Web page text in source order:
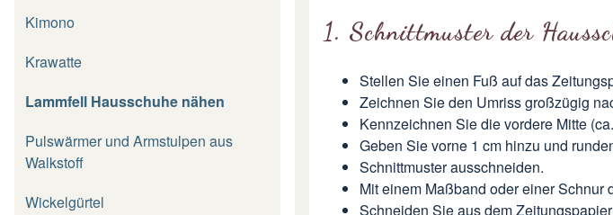
Kimono
Krawatte
Lammfell Hausschuhe nähen
Pulswärmer und Armstulpen aus
Walkstoff
Wickelgürtel
1. Schnittmuster der
Stellen Sie einen Fuß auf das
Zeichnen Sie den Umriss großzügig
Kennzeichnen Sie die vordere Mitte
Geben Sie vorne 1 cm hinzu und
Schnittmuster ausschneiden.
Mit einem Maßband oder einer Schnur
Schneiden Sie aus dem